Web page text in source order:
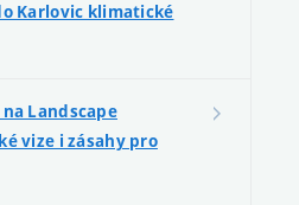
Karlovic klimatické
na Landscape
vize i zásahy pro